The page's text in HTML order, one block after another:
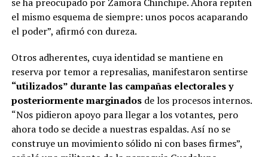
el mismo esquema de siempre: unos pocos acaparando
el poder”, afirmó con dureza.
Otros adherentes, cuya identidad se mantiene en
reserva por temor a represalias, manifestaron sentirse
“utilizados” durante las campañas electorales y
posteriormente marginadosde los procesos internos.
“Nos pidieron apoyo para llegar a los votantes, pero
ahora todo se decide a nuestras espaldas. Así no se
construye un movimiento sólido ni con bases firmes”,